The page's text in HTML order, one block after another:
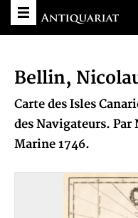
Bellin,
Carte des Isles
des Navigateurs.
Marine 1746.